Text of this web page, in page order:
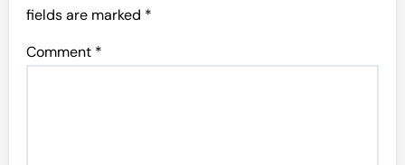
fields are marked *
Comment *